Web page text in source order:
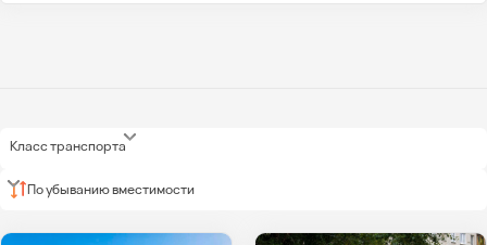
Класс транспорта
По убыванию вместимости